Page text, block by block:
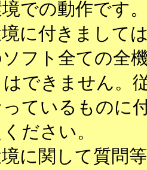
での動作です
に付きまして
ソフト全ての全
できません。
ているものに
ださい。
に関して質問